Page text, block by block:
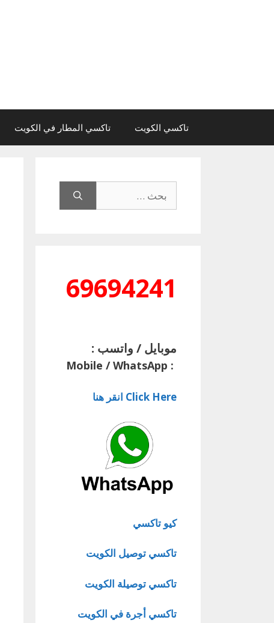
تاكسي الكويت تاكسي المطار في الكويت
عن:
69694241
موبايل / واتسب :
:
Mobile / WhatsApp
Click Here انقر هنا
كيو تاكسي
تاكسي توصيل الكويت
تاكسي توصيلة الكويت
تاكسي أجرة في الكويت